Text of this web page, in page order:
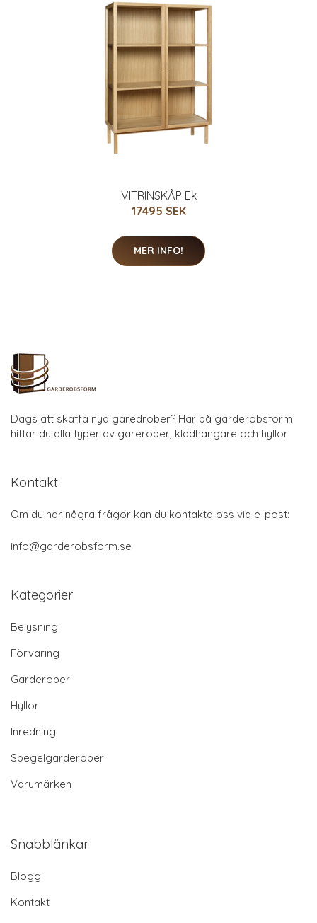
VITRINSKÅP Ek
17495 SEK
MER INFO!
Dags att skaffa nya garedrober? Här på garderobsform
hittar du alla typer av garerober, klädhängare och hyllor
Kontakt
Om du har några frågor kan du kontakta oss via e-post:
info@garderobsform.se
Kategorier
Belysning
Förvaring
Garderober
Hyllor
Inredning
Spegelgarderober
Varumärken
Snabblänkar
Blogg
Kontakt